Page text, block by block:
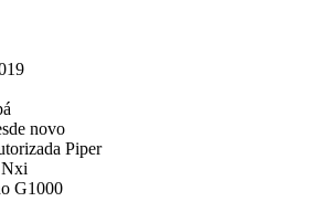
novo
Piper
Nxi
G1000